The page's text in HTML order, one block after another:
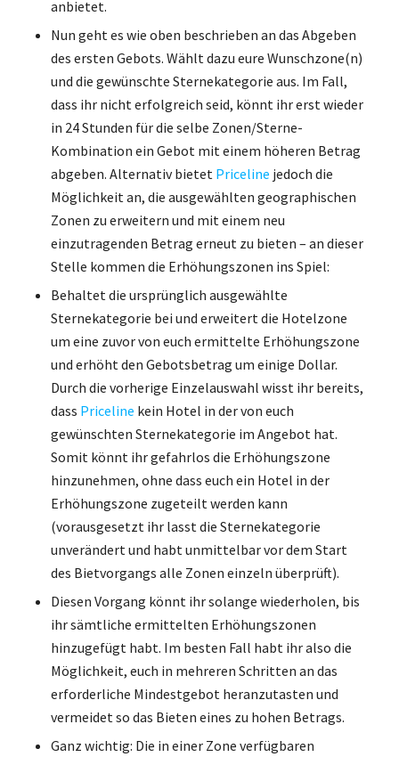
anbietet.
Nun geht es wie oben beschrieben an das Abgeben
des ersten Gebots. Wählt dazu eure Wunschzone(n)
und die gewünschte Sternekategorie aus. Im Fall,
dass ihr nicht erfolgreich seid, könnt ihr erst wieder
in 24 Stunden für die selbe Zonen/Sterne-
Kombination ein Gebot mit einem höheren Betrag
abgeben. Alternativ bietet Priceline jedoch die
Möglichkeit an, die ausgewählten geographischen
Zonen zu erweitern und mit einem neu
einzutragenden Betrag erneut zu bieten – an dieser
Stelle kommen die Erhöhungszonen ins Spiel:
Behaltet die ursprünglich ausgewählte
Sternekategorie bei und erweitert die Hotelzone
um eine zuvor von euch ermittelte Erhöhungszone
und erhöht den Gebotsbetrag um einige Dollar.
Durch die vorherige Einzelauswahl wisst ihr bereits,
dass Priceline kein Hotel in der von euch
gewünschten Sternekategorie im Angebot hat.
Somit könnt ihr gefahrlos die Erhöhungszone
hinzunehmen, ohne dass euch ein Hotel in der
Erhöhungszone zugeteilt werden kann
(vorausgesetzt ihr lasst die Sternekategorie
unverändert und habt unmittelbar vor dem Start
des Bietvorgangs alle Zonen einzeln überprüft).
Diesen Vorgang könnt ihr solange wiederholen, bis
ihr sämtliche ermittelten Erhöhungszonen
hinzugefügt habt. Im besten Fall habt ihr also die
Möglichkeit, euch in mehreren Schritten an das
erforderliche Mindestgebot heranzutasten und
vermeidet so das Bieten eines zu hohen Betrags.
Ganz wichtig: Die in einer Zone verfügbaren